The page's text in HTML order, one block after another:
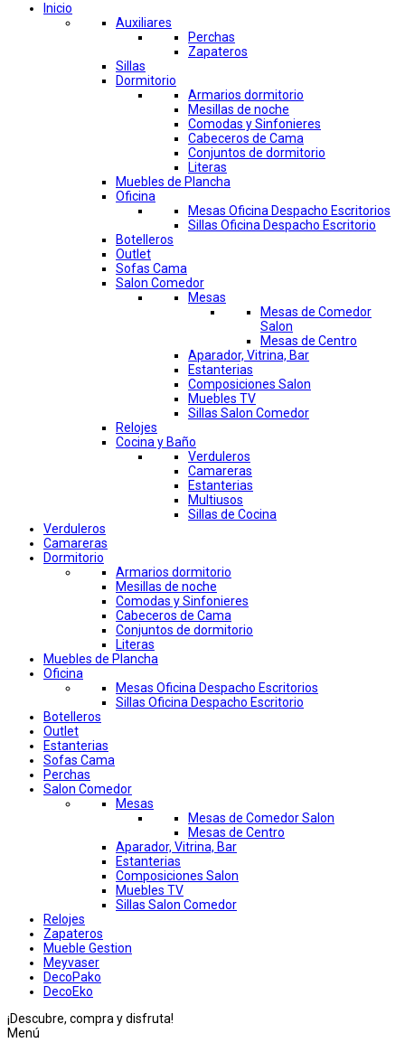
Inicio
Auxiliares
Perchas
Zapateros
Sillas
Dormitorio
Armarios dormitorio
Mesillas de noche
Comodas y Sinfonieres
Cabeceros de Cama
Conjuntos de dormitorio
Literas
Muebles de Plancha
Oficina
Mesas Oficina Despacho Escritorios
Sillas Oficina Despacho Escritorio
Botelleros
Outlet
Sofas Cama
Salon Comedor
Mesas
Mesas de Comedor
Salon
Mesas de Centro
Aparador, Vitrina, Bar
Estanterias
Composiciones Salon
Muebles TV
Sillas Salon Comedor
Relojes
Cocina y Baño
Verduleros
Camareras
Estanterias
Multiusos
Sillas de Cocina
Verduleros
Camareras
Dormitorio
Armarios dormitorio
Mesillas de noche
Comodas y Sinfonieres
Cabeceros de Cama
Conjuntos de dormitorio
Literas
Muebles de Plancha
Oficina
Mesas Oficina Despacho Escritorios
Sillas Oficina Despacho Escritorio
Botelleros
Outlet
Estanterias
Sofas Cama
Perchas
Salon Comedor
Mesas
Mesas de Comedor Salon
Mesas de Centro
Aparador, Vitrina, Bar
Estanterias
Composiciones Salon
Muebles TV
Sillas Salon Comedor
Relojes
Zapateros
Mueble Gestion
Meyvaser
DecoPako
DecoEko
¡Descubre, compra y disfruta!
Menú